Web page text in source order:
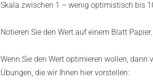
Skala zwischen 1 – wenig optimistisch bis
Notieren Sie den Wert auf einem Blatt Papier.
Wenn Sie den Wert optimieren wollen, dann
Übungen, die wir Ihnen hier vorstellen: